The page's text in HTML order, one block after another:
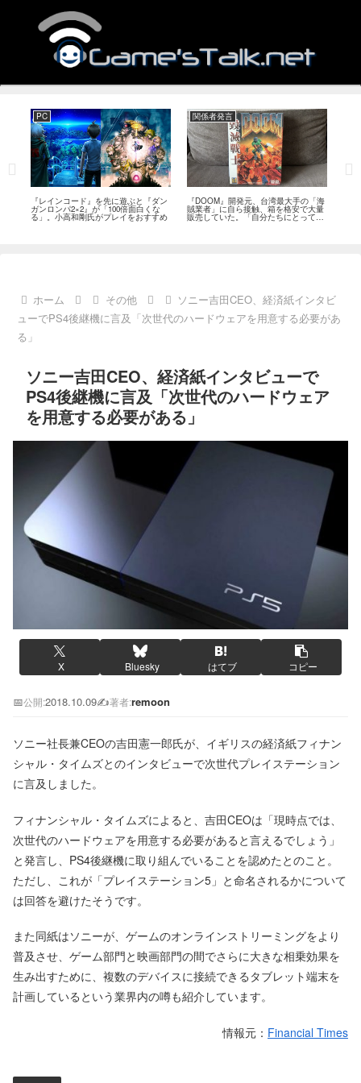
PC
『レインコード』を先に遊ぶと『ダン
ガンロンパ2×2』が「100倍面白くな
る」。小高和剛氏がプレイをおすすめ
関係者発言
『DOOM』開発元、台湾最大手の「海
賊業者」に自ら接触、箱を格安で大量
販売していた。「自分たちにとっては
流通だった」
ホーム その他
ソニー吉田CEO、経済紙インタビ
ューでPS4後継機に言及「次世代のハードウェアを用意する必要があ
る」
ソニー吉田CEO、経済紙インタビューで
PS4後継機に言及「次世代のハードウェア
を用意する必要がある」
X Bluesky はてブ コピー
📅公開:2018.10.09✍️著者:remoon
ソニー社長兼CEOの吉田憲一郎氏が、イギリスの経済紙フィナン
シャル・タイムズとのインタビューで次世代プレイステーション
に言及しました。
フィナンシャル・タイムズによると、吉田CEOは「現時点では、
次世代のハードウェアを用意する必要があると言えるでしょう」
と発言し、PS4後継機に取り組んでいることを認めたとのこと。
ただし、これが「プレイステーション5」と命名されるかについて
は回答を避けたそうです。
また同紙はソニーが、ゲームのオンラインストリーミングをより
普及させ、ゲーム部門と映画部門の間でさらに大きな相乗効果を
生み出すために、複数のデバイスに接続できるタブレット端末を
計画しているという業界内の噂も紹介しています。
情報元： Financial Times